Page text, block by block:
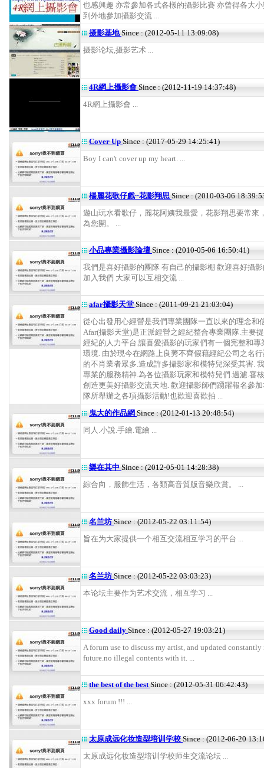
也感興趣 亦常參加各式各樣的攝影比賽 亦曾得各大
到外地參加攝影交流 ...
摄影基地Since : (2012-05-11 13:09:08)
摄影论坛,摄影艺术 ...
4R網上攝影會 Since : (2012-11-19 14:37:48)
4R網上攝影會 ...
Cover Up Since : (2017-05-29 14:25:41)
Boy I can't cover up my heart. ...
楊麗花歌仔戲~花影翔思 Since : (2010-03-06
遊山玩水看歌仔，麗花阿姨我最愛，花影翔思要常來
為您開。 ...
小品專業攝影論壇 Since : (2010-05-06 16:50:41)
我們是喜好攝影的團隊 有自己的攝影棚 歡迎喜好攝
加入我們 大家可以互相交流 ...
afar攝影天堂 Since : (2011-09-21 21:03:04)
從心出發用心經營是我們專業團隊一直以來的理念和
Afar(攝影天堂)是正派經營之經紀整合專業團隊.主要
經紀的人力平台.讓喜愛攝影的玩家們有一個完整和專
環境. 由於現今在網路上良莠不齊假藉經紀公司之名
的不肖業者眾多.造成許多攝影家和模特兒深受其害.
專業的服務精神.為各位攝影玩家和模特兒們.過濾.審
創造更美好攝影交流天地. 歡迎攝影師們踴躍報名參
隊所舉辦之各項攝影活動!也歡迎喜歡拍 ...
鬼大的作品網 Since : (2012-01-13 20:48:54)
同人.小說.手繪.電繪 ...
樂在其中 Since : (2012-05-01 14:28:38)
綜合向，服飾生活，各類高音質版音樂欣賞。 ...
名兰坊 Since : (2012-05-22 03:11:54)
旨在为大家提供一个相互交流相互学习的平台 ...
名兰坊 Since : (2012-05-22 03:03:23)
本论坛主要作为艺术交流，相互学习 ...
Good daily Since : (2012-05-27 19:03:21)
A forum use to discuss my artist, and updated constantly
future.no illegal contents with it. ...
the best of the bestSince : (2012-05-31 06:42:43)
xxx forum !!! ...
太原成远化妆造型培训学校 Since : (2012-06-20
太原成远化妆造型培训学校师生交流论坛 ...